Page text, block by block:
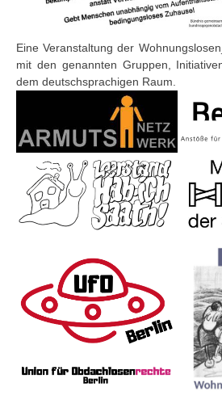
Eine Veranstaltung der
mit den genannten Gruppen,
dem deutschsprachigen Raum.